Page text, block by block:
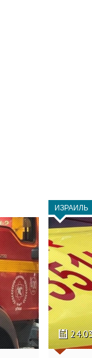
ИЗРАИЛЬ